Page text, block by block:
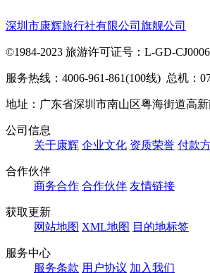
深圳市康辉旅行社有限公司旗舰公司
©1984-2023 旅游许可证号：L-GD-
服务热线：4006-961-861(100线) 总机：
地址：广东省深圳市南山区粤海街道高
公司信息
关于康辉 企业文化 资质荣誉 付款
合作伙伴
商务合作 合作伙伴 友情链接
获取更新
网站地图 XML地图 目的地标签
服务中心
服务条款 用户协议 加入我们